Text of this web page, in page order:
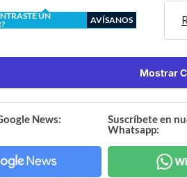
UN
AVÍSANOS
Mostrar
News:
Suscríbete en
Whatsapp: